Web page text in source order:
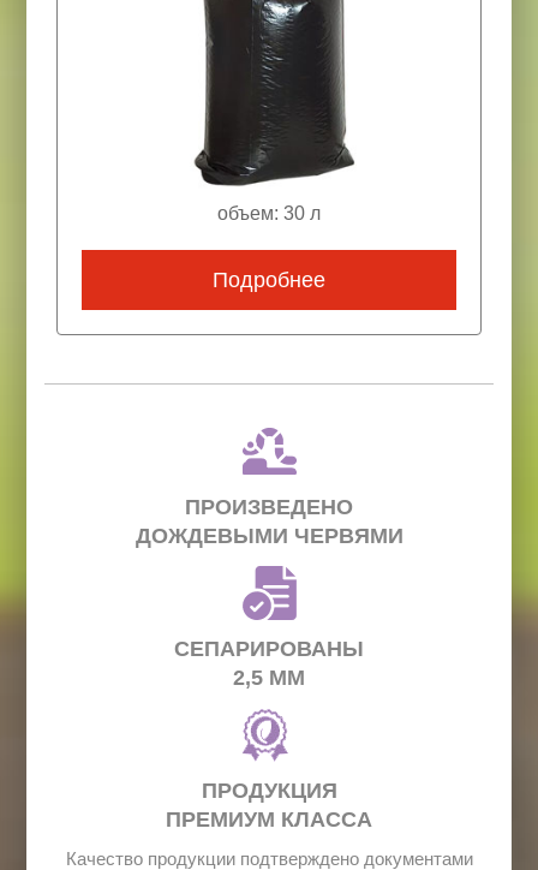
объем: 30 л
Подробнее
ПРОИЗВЕДЕНО
ДОЖДЕВЫМИ ЧЕРВЯМИ
СЕПАРИРОВАНЫ
2,5 ММ
ПРОДУКЦИЯ
ПРЕМИУМ КЛАССА
Качество продукции подтверждено документами